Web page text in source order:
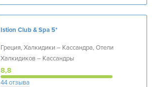
Istion Club & Spa5*
Греция, Халкидики – Кассандра, Отели
Халкидиков – Кассандры
8,8
44 отзыва